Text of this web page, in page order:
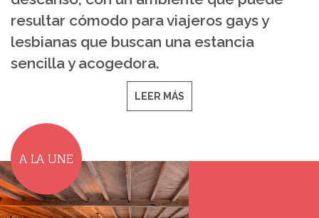
resultar cómodo para viajeros gays y
lesbianas que buscan una estancia
sencilla y acogedora.
LEER MÁS
A LA UNE